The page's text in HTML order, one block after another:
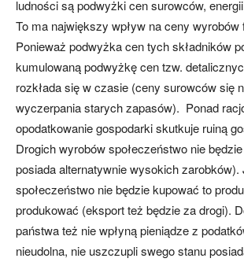
ludności są podwyżki cen surowców,
To ma największy wpływ na ceny wyrobów
Ponieważ podwyżka cen tych składników
kumulowaną podwyżkę cen tzw.
rozkłada się w czasie (ceny surowców się
wyczerpania starych zapasów). Ponad
opodatkowanie gospodarki skutkuje ruiną
Drogich wyrobów społeczeństwo nie
posiada alternatywnie wysokich zarobków).
społeczeństwo nie będzie kupować to
produkować (eksport też będzie za drogi).
państwa też nie wpłyną pieniądze z
nieudolna, nie uszczupli swego stanu